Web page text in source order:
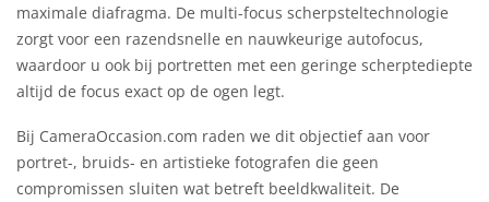
maximale diafragma. De multi-focus scherpsteltechnologie
zorgt voor een razendsnelle en nauwkeurige autofocus,
waardoor u ook bij portretten met een geringe scherptediepte
altijd de focus exact op de ogen legt.
Bij CameraOccasion.com raden we dit objectief aan voor
portret-, bruids- en artistieke fotografen die geen
compromissen sluiten wat betreft beeldkwaliteit. De